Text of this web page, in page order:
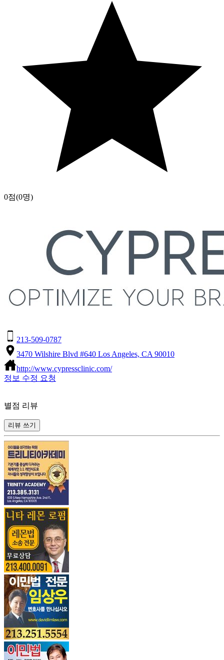
0점(0명)
213-509-0787
3470 Wilshire Blvd #640 Los Angeles, CA 90010
http://www.cypressclinic.com/
정보 수정 요청
별점 리뷰
리뷰 쓰기